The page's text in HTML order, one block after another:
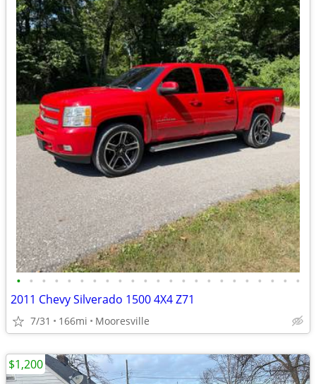
• • • • • • • • • • • • • • • • • • • • • • •
2011 Chevy Silverado 1500 4X4 Z71
7/31 166mi Mooresville
$1,200